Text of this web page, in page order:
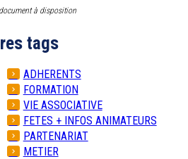
à disposition
tags
ADHERENTS
FORMATION
VIE ASSOCIATIVE
FETES + INFOS ANIMATEURS
PARTENARIAT
METIER